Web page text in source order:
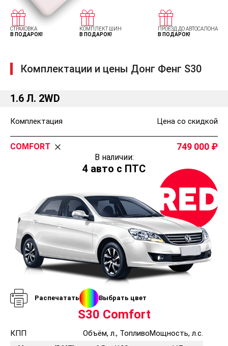
СТРАХОВКА
В ПОДАРОК!
КОМПЛЕКТ ШИН
В ПОДАРОК!
ПРОЕЗД ДО АВТОСАЛОНА
В ПОДАРОК!
Комплектации и цены Донг Фенг S30
1.6 Л. 2WD
Комплектация Цена со скидкой
COMFORT 749 000
В наличии:
4 авто с ПТС
Распечатать Выбрать цвет
S30 Comfort
КПП Объём, л., ТопливоМощность, л.с.